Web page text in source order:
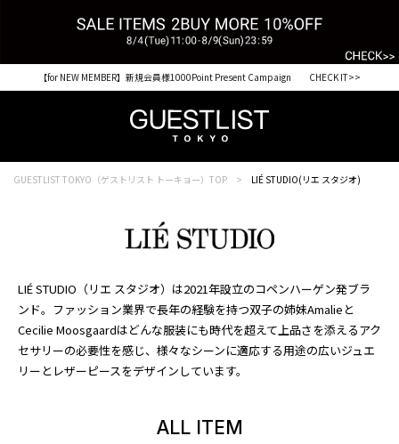
【for NEW MEMBER】新規会員様1000Point Present Campaign CHECK IT>>
GUESTLIST TOKYO（ゲストリスト トーキョー）TOP LIÉ STUDIO(リエ スタジオ)
LIÉ STUDIO（リエ スタジオ）は2021年設立のコペンハーゲン発ブラ
ンド。ファッション業界で長年の経験を持つ双子の姉妹Amalieと
Cecilie Moosgaardはどんな服装にも時代を超えて上品さを添えるアク
セサリーの必要性を感じ、様々なシーンに適応する用途の広いジュエ
リーとレザーピースをデザインしています。
ALL ITEM